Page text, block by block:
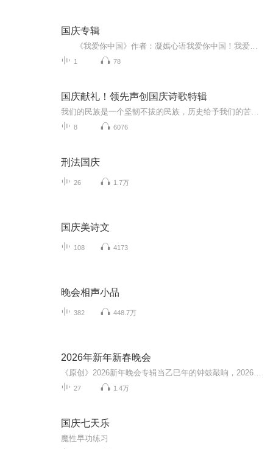
国庆专辑
1 78
国庆献礼！领先声创国庆诗歌特辑
8 6076
刑法国庆
26 1.7万
国庆美诗文
108 4173
晚会相声小品
382 448.7万
2026年新年新春晚会
27 1.4万
国庆七天乐
魔性早功练习